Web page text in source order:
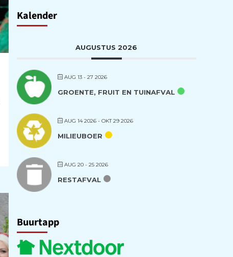
Kalender
AUGUSTUS 2026
AUG 13 - 27 2026
GROENTE, FRUIT EN TUINAFVAL
AUG 14 2026- OKT 29 2026
MILIEUBOER
AUG 20 - 25 2026
RESTAFVAL
Buurtapp